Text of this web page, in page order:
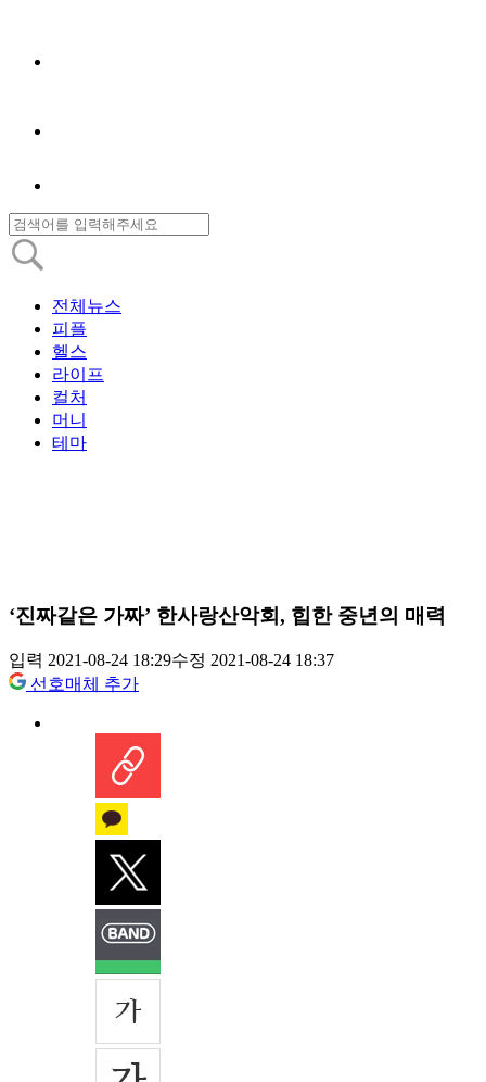
전체뉴스
피플
헬스
라이프
컬처
머니
테마
‘진짜같은 가짜’ 한사랑산악회, 힙한 중년의 매력
입력 2021-08-24 18:29수정 2021-08-24 18:37
선호매체 추가